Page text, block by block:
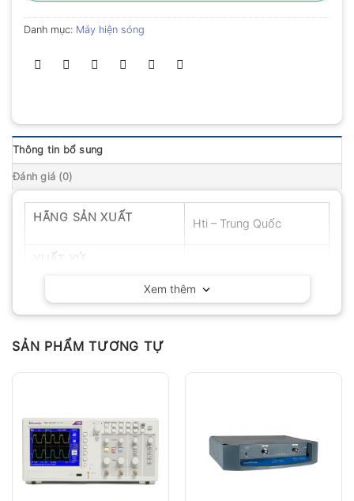
Danh mục: Máy hiện sóng
Thông tin bổ sung
Đánh giá (0)
HÃNG SẢN XUẤT Hti – Trung Quốc
Xem thêm
SẢN PHẨM TƯƠNG TỰ